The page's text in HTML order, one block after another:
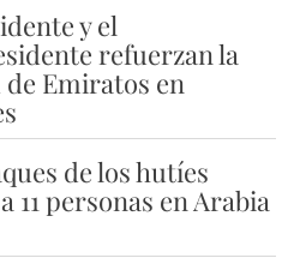
y el
refuerzan la
Emiratos en
de los hutíes
11 personas en Arabia